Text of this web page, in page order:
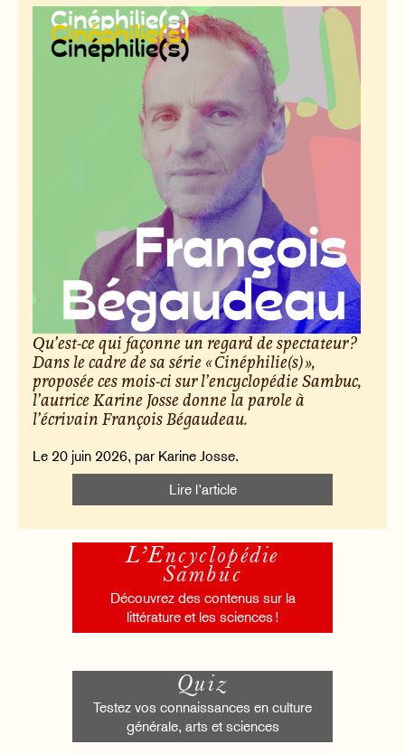
Qu’est-ce qui façonne un regard de spectateur ?
Dans le cadre de sa série « Cinéphilie(s) »,
proposée ces mois-ci sur l’encyclopédie Sambuc,
l’autrice Karine Josse donne la parole à
l’écrivain François Bégaudeau.
Le 20 juin 2026, par Karine Josse.
Lire l’article
L’Encyclopédie
Sambuc
Découvrez des contenus sur la
littérature et les sciences !
Quiz
Testez vos connaissances en culture
générale, arts et sciences